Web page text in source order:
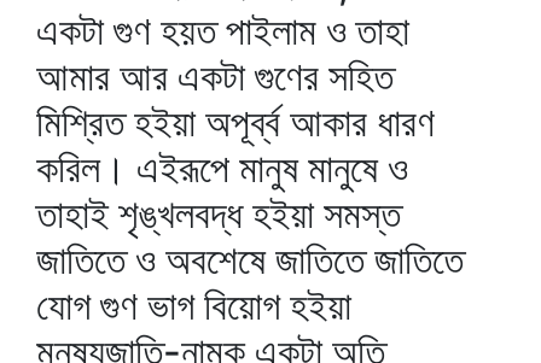
একটা গুণ হয়ত পাইলাম ও তাহা
আমার আর একটা গুণের সহিত
মিশ্রিত হইয়া অপূর্ব্ব আকার ধারণ
করিল। এইরূপে মানুষ মানুষে ও
তাহাই শৃঙ্খলবদ্ধ হইয়া সমস্ত
জাতিতে ও অবশেষে জাতিতে জাতিতে
যোগ গুণ ভাগ বিয়োগ হইয়া
মনুষ্যজাতি-নামক একটা অতি